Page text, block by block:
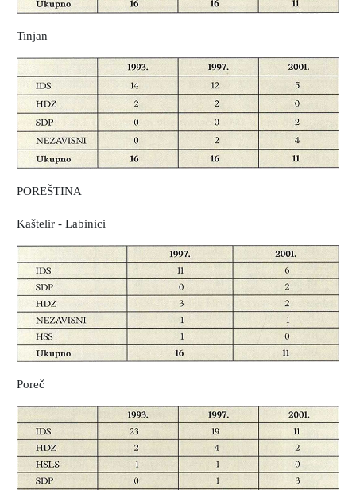
Tinjan
POREŠTINA
Kaštelir - Labinici
Poreč